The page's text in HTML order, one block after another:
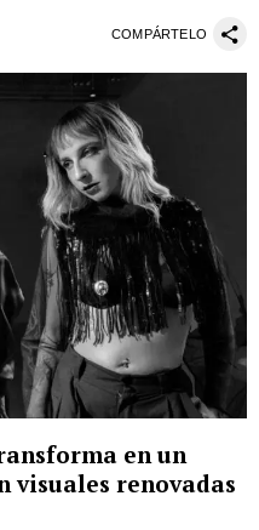
COMPÁRTELO
en un
visuales renovadas